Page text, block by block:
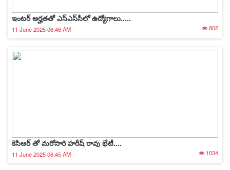
ఇంటర్ అర్హతతో ఎస్ఎస్‌సీలో ఉద్యోగాలు.....
11 June 2025 06:46 AM 802
కెసిఆర్ తో మరోసారి హరీష్ రావు భేటీ....
11 June 2025 06:45 AM 1034